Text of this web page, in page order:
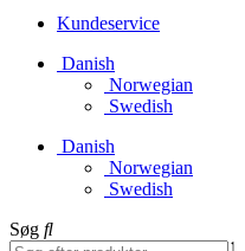
Kundeservice
Danish
Norwegian
Swedish
Danish
Norwegian
Swedish
Søg